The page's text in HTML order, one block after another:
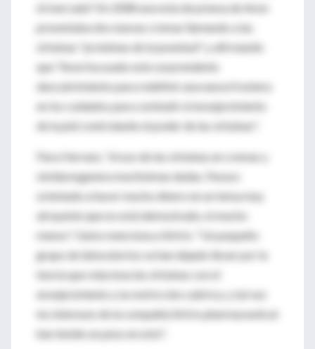
el mercado? En 2008 una nota de prensa de Avon
presentaba dos nuevas cremas llamando a las
sirtuinas "proteínas de la juventud", y afirmando
que "Avon ha usado este sorprendente
descubrimiento para redefinir una nueva frontera
en los cuidados para combatir el envejecimiento
de la piel controlando el poder de las sirtuinas".
Para Herranz, "el uso de las sirtuinas en cremas y
similaresgenera muchísimas dudas. Parace
orientado a hacer mucho dinero en un tema muy
atrayente que no está demostrado, ni mucho
menos". Gems menciona a Sirtris: "Un pequeño
grupo de laboratorios se han dejado llevar por la
teoría que relaciona las sirtuinas con el
envejecimiento y la restricción calórica, y tal vez
los intereses de la compañía Sirtris pharmaceutical
han tenido un peso en esto".